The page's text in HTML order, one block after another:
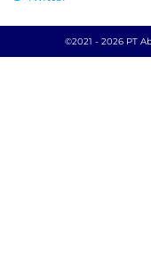
©2021 - 2026 PT